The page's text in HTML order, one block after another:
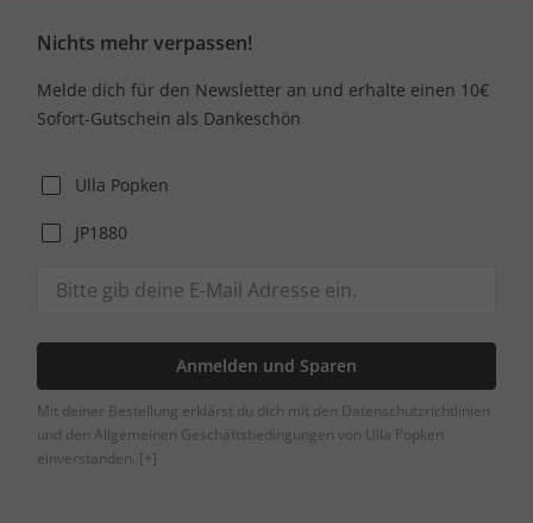
Nichts mehr verpassen!
Melde dich für den Newsletter an und erhalte einen 10€
Sofort-Gutschein als Dankeschön
Ulla Popken
JP1880
Anmelden und Sparen
Mit deiner Bestellung erklärst du dich mit den Datenschutzrichtlinien
und den Allgemeinen Geschäftsbedingungen von Ulla Popken
einverstanden. [+]